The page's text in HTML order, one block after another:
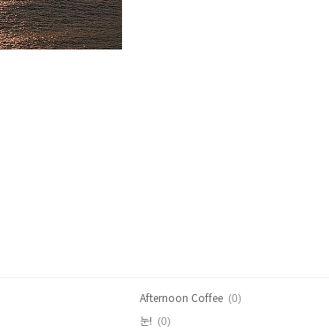
Afternoon Coffee (0)
눈! (0)